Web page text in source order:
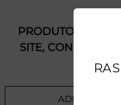
PRODUTO SEM
SITE, CONSULTE
ADICIONAR